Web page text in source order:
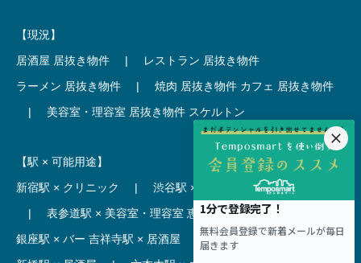
【現況】
居酒屋 居抜き物件
|
レストラン 居抜き物件
ラーメン 居抜き物件
| 焼肉 居抜き物件 カフェ 居抜き物件
|
美容室・理容室 居抜き物件 スケルトン
【駅 × 可能用途】
新宿駅 × クリニック
| 渋谷駅 × カフェ
池袋駅 × ラーメン
|
表参道駅 × 美容室・理容室 恵比寿駅 × レストラン
銀座駅 × バー 吉祥寺駅 × 居酒屋
麻布十番駅 × レストラン